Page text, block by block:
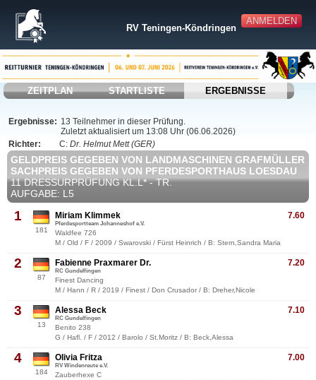
ANMELDEN
RV Teningen-Köndringen
ZEITPLAN STARTLISTE ERGEBNISSE
Ergebnisse: 13 Teilnehmer in dieser Prüfung.
Zuletzt aktualisiert um 13:08 Uhr (06.06.2026)
Richter:
C: Dr. Helmut Mett (GER)
GELDPREIS GEGEBEN VON LANDMASCHINEN GRAFMÜLLER
SACHPREIS GEGEBEN VON PFERDESPORTHAUS LOESDAU
11 DRESSURPRÜFUNG KL.L* - TR.
AUFGABE: L5
1
181
7.60
Miriam Klimmek
Pferdesportteam Johanneshof e.V.
Waldfee 726
M / Old / F / 2009 / Swarovski / Fürst Heinrich / B: Stern,Sandra Maria
2
87
7.20
Fabienne Praxmarer Dr.
RC Gundelfingen
Finest Dancing
M / Hann / R / 2019 / Finest / Don Crusador / B: Dreher,Nicole
3
13
7.10
Alessa Beck
RC Gundelfingen
Benito 238
G / Hafl. / F / 2012 / Barolo / St.Moritz / B: Beck,Alessa
4
184
7.00
Olivia Fritza
RV Windenreute e.V.
Zauberhexe C